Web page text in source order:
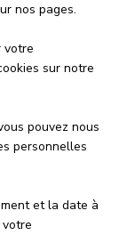
nos pages.
votre
sur notre
pouvez nous
personnelles
et la date à